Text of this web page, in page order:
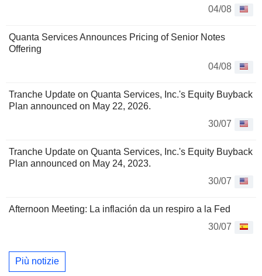
04/08
Quanta Services Announces Pricing of Senior Notes
Offering
04/08
Tranche Update on Quanta Services, Inc.'s Equity Buyback
Plan announced on May 22, 2026.
30/07
Tranche Update on Quanta Services, Inc.'s Equity Buyback
Plan announced on May 24, 2023.
30/07
Afternoon Meeting: La inflación da un respiro a la Fed
30/07
Più notizie